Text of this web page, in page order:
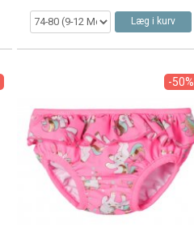
Læg i kurv
-50%